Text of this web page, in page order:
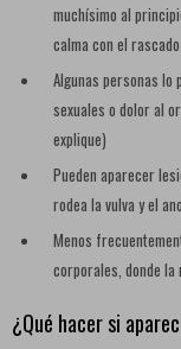
muchísimo al
calma con el rascado
Algunas personas
sexuales o dolor al
explique)
Pueden aparecer
rodea la vulva y el
Menos
corporales, donde la
¿Qué hacer si